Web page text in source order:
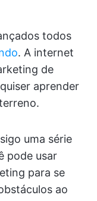
todos
. A internet
de
aprender
uma série
pode usar
para se
ao